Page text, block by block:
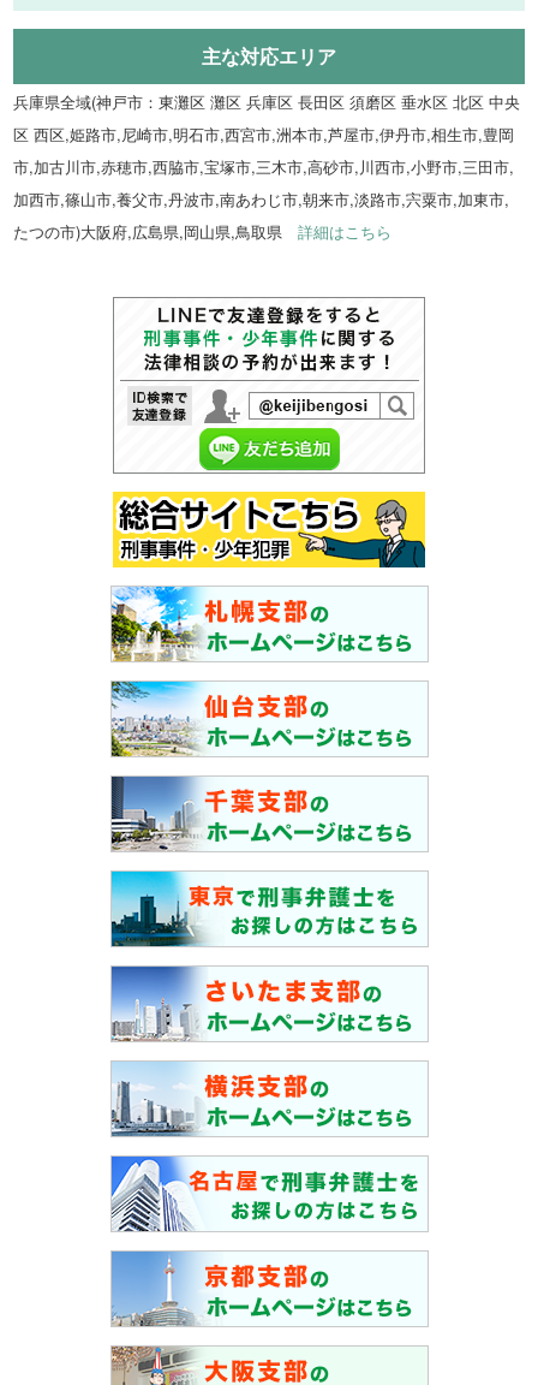
主な対応エリア
兵庫県全域(神戸市：東灘区 灘区 兵庫区 長田区 須磨区 垂水区 北区 中央
区 西区,姫路市,尼崎市,明石市,西宮市,洲本市,芦屋市,伊丹市,相生市,豊岡
市,加古川市,赤穂市,西脇市,宝塚市,三木市,高砂市,川西市,小野市,三田市,
加西市,篠山市,養父市,丹波市,南あわじ市,朝来市,淡路市,宍粟市,加東市,
たつの市)大阪府,広島県,岡山県,鳥取県詳細はこちら